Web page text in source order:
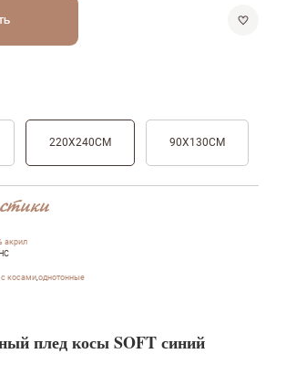
220Х240СМ 90Х130СМ
акрил
с косами однотонные
плед косы SOFT синий